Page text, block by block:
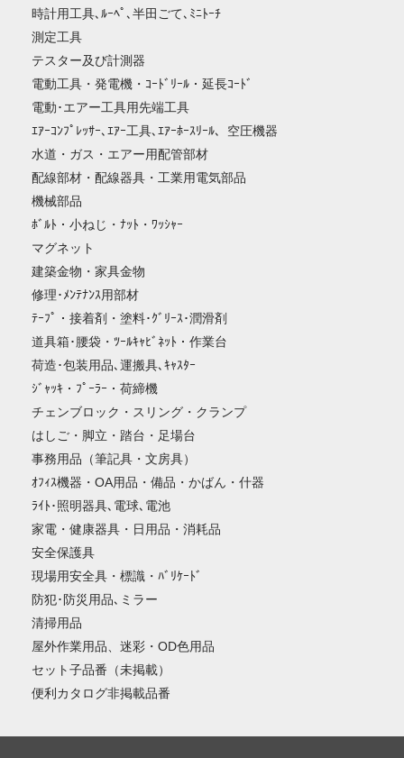
時計用工具､ﾙｰﾍﾟ､半田ごて､ﾐﾆﾄｰﾁ
測定工具
テスター及び計測器
電動工具・発電機・ｺｰﾄﾞﾘｰﾙ・延長ｺｰﾄﾞ
電動･エアー工具用先端工具
ｴｱｰｺﾝﾌﾟﾚｯｻｰ､ｴｱｰ工具､ｴｱｰﾎｰｽﾘｰﾙ、空圧機器
水道・ガス・エアー用配管部材
配線部材・配線器具・工業用電気部品
機械部品
ﾎﾞﾙﾄ・小ねじ・ﾅｯﾄ・ﾜｯｼｬｰ
マグネット
建築金物・家具金物
修理･ﾒﾝﾃﾅﾝｽ用部材
ﾃｰﾌﾟ・接着剤・塗料･ｸﾞﾘｰｽ･潤滑剤
道具箱･腰袋・ﾂｰﾙｷｬﾋﾞﾈｯﾄ・作業台
荷造･包装用品､運搬具､ｷｬｽﾀｰ
ｼﾞｬｯｷ・ﾌﾟｰﾗｰ・荷締機
チェンブロック・スリング・クランプ
はしご・脚立・踏台・足場台
事務用品（筆記具・文房具）
ｵﾌｨｽ機器・OA用品・備品・かばん・什器
ﾗｲﾄ･照明器具､電球､電池
家電・健康器具・日用品・消耗品
安全保護具
現場用安全具・標識・ﾊﾞﾘｹｰﾄﾞ
防犯･防災用品､ミラー
清掃用品
屋外作業用品、迷彩・OD色用品
セット子品番（未掲載）
便利カタログ非掲載品番